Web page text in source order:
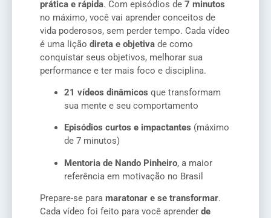
prática e rápida. Com episódios de 7 minutos
no máximo, você vai aprender conceitos de
vida poderosos, sem perder tempo. Cada vídeo
é uma lição direta e objetiva de como
conquistar seus objetivos, melhorar sua
performance e ter mais foco e disciplina.
21 vídeos dinâmicos que transformam
sua mente e seu comportamento
Episódios curtos e impactantes (máximo
de 7 minutos)
Mentoria de Nando Pinheiro, a maior
referência em motivação no Brasil
Prepare-se para maratonar e se transformar.
Cada vídeo foi feito para você aprender de